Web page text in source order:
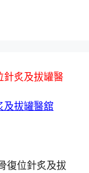
針炙及拔罐醫
及拔罐醫舘